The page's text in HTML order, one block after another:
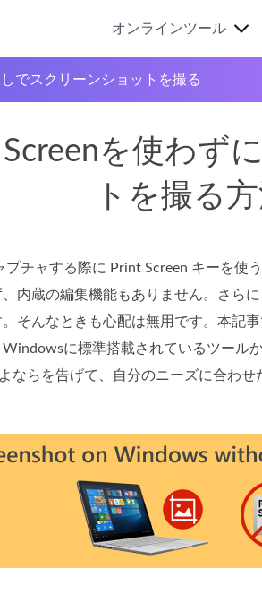
オンラインツール
でスクリーンショットを撮る
を使わず
トを撮る
チャする際に Print Screen キーを使
内蔵の編集機能もありません。さら
そんなときも心配は無用です。本記
に標準搭載されているツール
ならを告げて、自分のニーズに合わ